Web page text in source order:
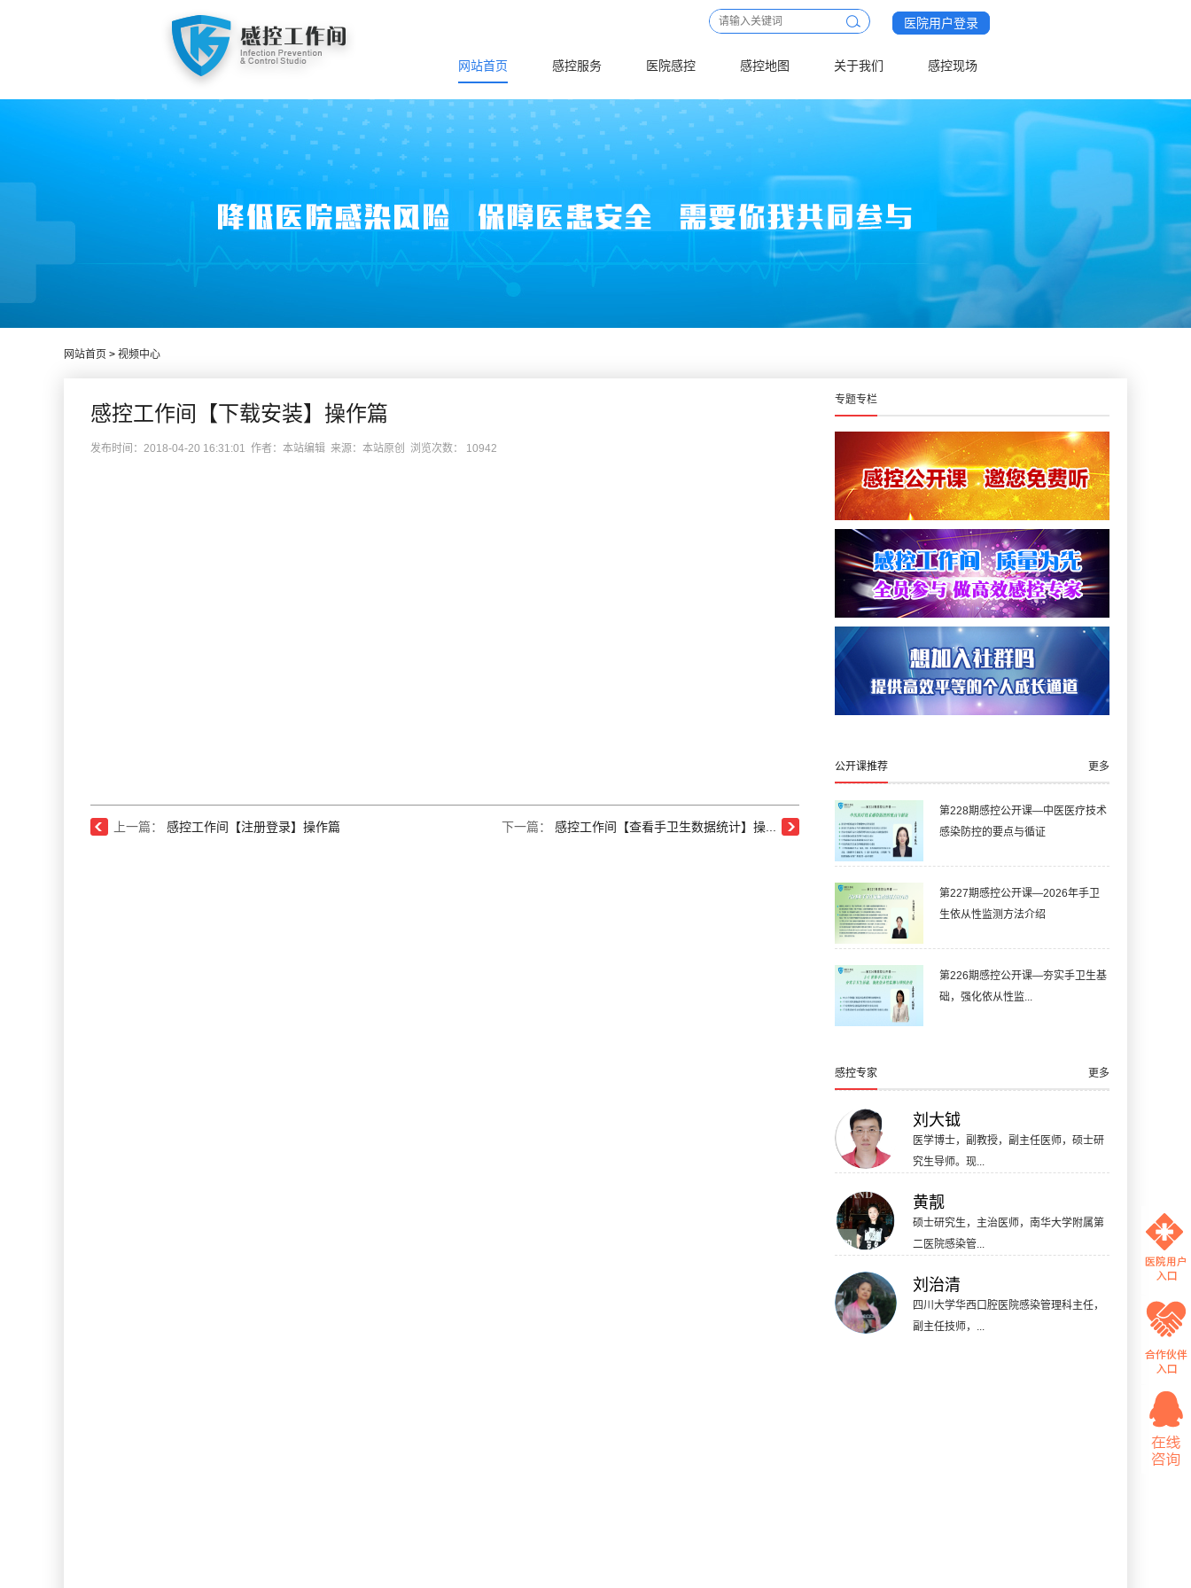
医院用户登录
网站首页 感控服务 医院感控 感控地图 关于我们 感控现场
网站首页 > 视频中心
感控工作间【下载安装】操作篇
发布时间：2018-04-20 16:31:01 作者：本站编辑 来源：本站原创 浏览次数： 10942
上一篇： 感控工作间【注册登录】操作篇 下一篇： 感控工作间【查看手卫生数据统计】操...
专题专栏
公开课推荐 更多
第228期感控公开课—中医医疗技术
感染防控的要点与循证
第227期感控公开课—2026年手卫
生依从性监测方法介绍
第226期感控公开课—夯实手卫生基
础，强化依从性监...
感控专家 更多
刘大钺
医学博士，副教授，副主任医师，硕士研
究生导师。现...
黄靓
硕士研究生，主治医师，南华大学附属第
二医院感染管...
刘治清
四川大学华西口腔医院感染管理科主任，
副主任技师，...